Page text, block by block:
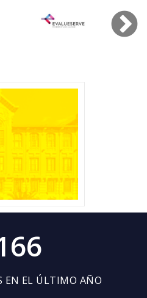
EN EL ÚLTIMO AÑO